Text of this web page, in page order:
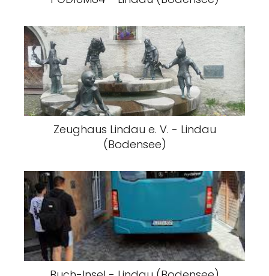
Zeughaus Lindau e. V. - Lindau
(Bodensee)